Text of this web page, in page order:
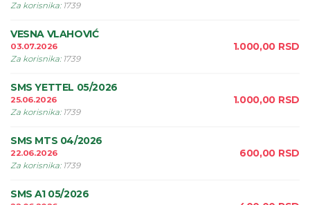
Za korisnika: 1739
VESNA VLAHOVIĆ
03.07.2026
Za korisnika: 1739
1.000,00 RSD
SMS YETTEL 05/2026
25.06.2026
Za korisnika: 1739
1.000,00 RSD
SMS MTS 04/2026
22.06.2026
Za korisnika: 1739
600,00 RSD
SMS A1 05/2026